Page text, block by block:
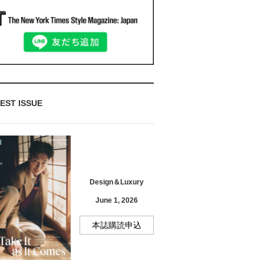
ISSUE
Design＆Luxury
June 1, 2026
本誌購読申込